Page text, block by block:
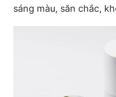
sáng màu, săn chắc,